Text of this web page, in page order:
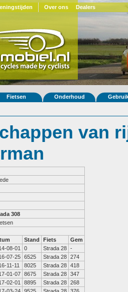
Over ons Dealers
Fietsen Onderhoud
van
308
Stand Fiets
Gem
08-01
0 Strada 28 -
07-25 6525 Strada 28 274
11-11
8025 Strada 28 418
01-07 8675 Strada 28 347
02-01
8895 Strada 28 268